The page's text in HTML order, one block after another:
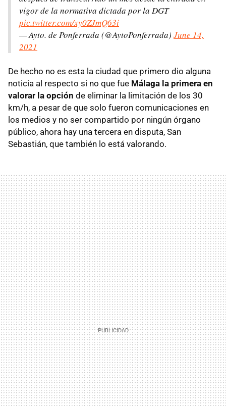
vigor de la normativa dictada por la DGT
pic.twitter.com/xy0ZJmQ63i
— Ayto. de Ponferrada (@AytoPonferrada) June 14,
2021
De hecho no es esta la ciudad que primero dio alguna
noticia al respecto si no que fue Málaga la primera en
valorar la opción de eliminar la limitación de los 30
km/h, a pesar de que solo fueron comunicaciones en
los medios y no ser compartido por ningún órgano
público, ahora hay una tercera en disputa, San
Sebastián, que también lo está valorando.